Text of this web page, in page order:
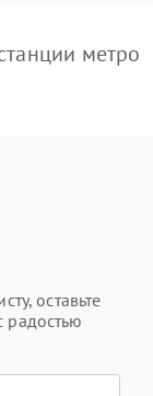
метро
оставьте
радостью